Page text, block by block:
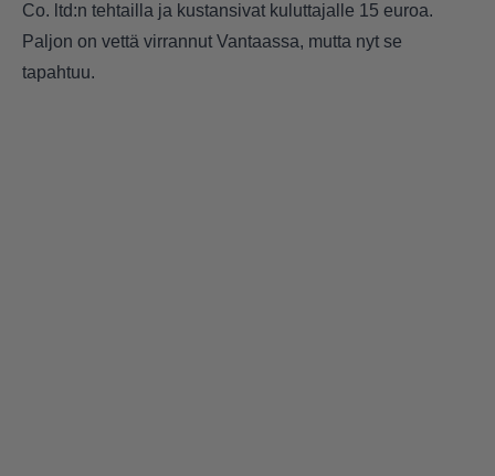
Co. ltd:n tehtailla ja kustansivat kuluttajalle 15 euroa.
Paljon on vettä virrannut Vantaassa, mutta nyt se
tapahtuu.